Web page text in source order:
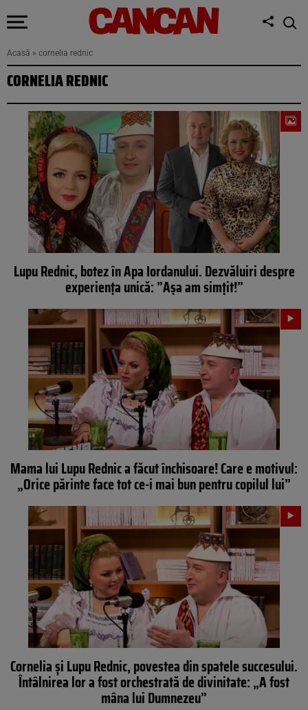
Acasă » cornelia rednic
CORNELIA REDNIC
Lupu Rednic, botez în Apa Iordanului. Dezvăluiri despre
experiența unică: ”Așa am simțit!”
Mama lui Lupu Rednic a făcut închisoare! Care e motivul:
„Orice părinte face tot ce-i mai bun pentru copilul lui”
Cornelia și Lupu Rednic, povestea din spatele succesului.
Întâlnirea lor a fost orchestrată de divinitate: „A fost
mâna lui Dumnezeu”